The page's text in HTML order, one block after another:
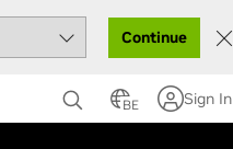
Continue
BE Sign In